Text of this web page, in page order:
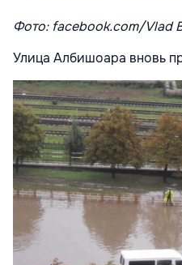
Фото: facebook.com/Vlad
Улица Албишоара вновь